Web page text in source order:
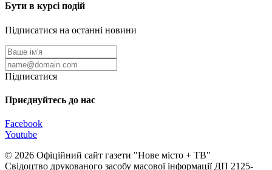
Бути в курсі подій
Підписатися на останні новини
Підписатися
Приєднуйтесь до нас
Facebook
Youtube
© 2026 Офіційний сайт газети "Нове мiсто + ТВ"
Свідоцтво друкованого засобу масової інформації ДП 2125-